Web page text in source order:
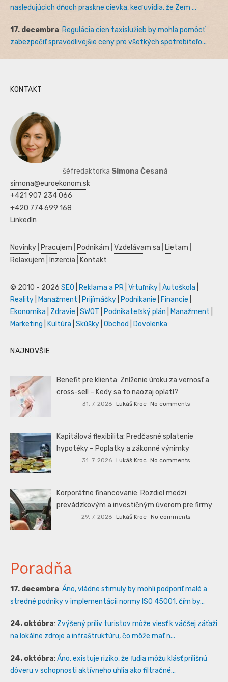
nasledujúcich dňoch praskne cievka, keď uvidia, že Zem ...
17. decembra: Regulácia cien taxislužieb by mohla pomôcť
zabezpečiť spravodlivejšie ceny pre všetkých spotrebiteľo...
KONTAKT
šéfredaktorka Simona Česaná
simona@euroekonom.sk
+421 907 234 066
+420 774 699 168
LinkedIn
Novinky Pracujem Podnikám Vzdelávam sa Lietam
Relaxujem
Inzercia Kontakt
© 2010 - 2026 SEO Reklama a PR Vrtuľníky Autoškola
Reality
Manažment Prijímáčky Podnikanie Financie
Ekonomika
Zdravie SWOT Podnikateľský plán Manažment
Marketing
Kultúra Skúšky Obchod Dovolenka
NAJNOVŠIE
Benefit pre klienta: Zníženie úroku za vernosť a
cross-sell – Kedy sa to naozaj oplatí?
31. 7. 2026 Lukáš Kroc No comments
Kapitálová flexibilita: Predčasné splatenie
hypotéky – Poplatky a zákonné výnimky
31. 7. 2026 Lukáš Kroc No comments
Korporátne financovanie: Rozdiel medzi
prevádzkovým a investičným úverom pre firmy
29. 7. 2026 Lukáš Kroc No comments
Poradňa
17. decembra: Áno, vládne stimuly by mohli podporiť malé a
stredné podniky v implementácii normy ISO 45001, čím by...
24. októbra: Zvýšený príliv turistov môže viesť k väčšej záťaži
na lokálne zdroje a infraštruktúru, čo môže mať n...
24. októbra: Áno, existuje riziko, že ľudia môžu klásť prílišnú
dôveru v schopnosti aktívneho uhlia ako filtračné...